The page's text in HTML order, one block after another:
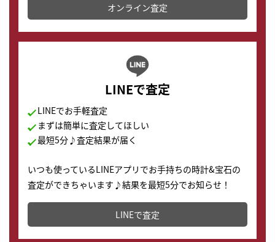
オンライン査定
LINEで査定
LINEでお手軽査定
まずは簡単に査定してほしい
最短5分♪査定結果が届く
いつも使っているLINEアプリでお手持ちの時計&宝石の
査定ができちゃいます♪結果を最短5分でお知らせ！
どこからでもすぐに査定金額を知ることが出来ます。
LINEで査定